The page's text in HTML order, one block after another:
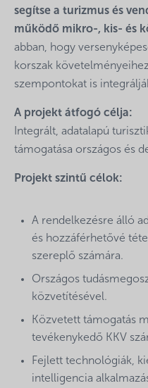
segítse a turizmus és
működő mikro-, kis- és
abban, hogy
korszak
szempontokat is
A projekt átfogó célja:
Integrált, adatalapú
támogatása országos és
Projekt szintű célok:
A rendelkezésre álló
és hozzáférhetővé
szereplő számára.
Országos
közvetítésével.
Közvetett támogatás
tevékenykedő KKV
Fejlett technológiák,
intelligencia